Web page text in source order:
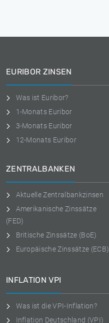
EURIBOR ZINSEN
Was ist Euribor?
1-Monats Euribor
3-Monats Euribor
12-Monats Euribor
ZENTRALBANKEN
Aktuelle Zentralbankzinsen
Amerikanische Zinssätze
(FED)
Britische Zinssätze (BoE)
Europäische Zinssätze (ECB)
INFLATION VPI
Was ist die VPI-Inflation?
Inflation Deutschland (VPI)